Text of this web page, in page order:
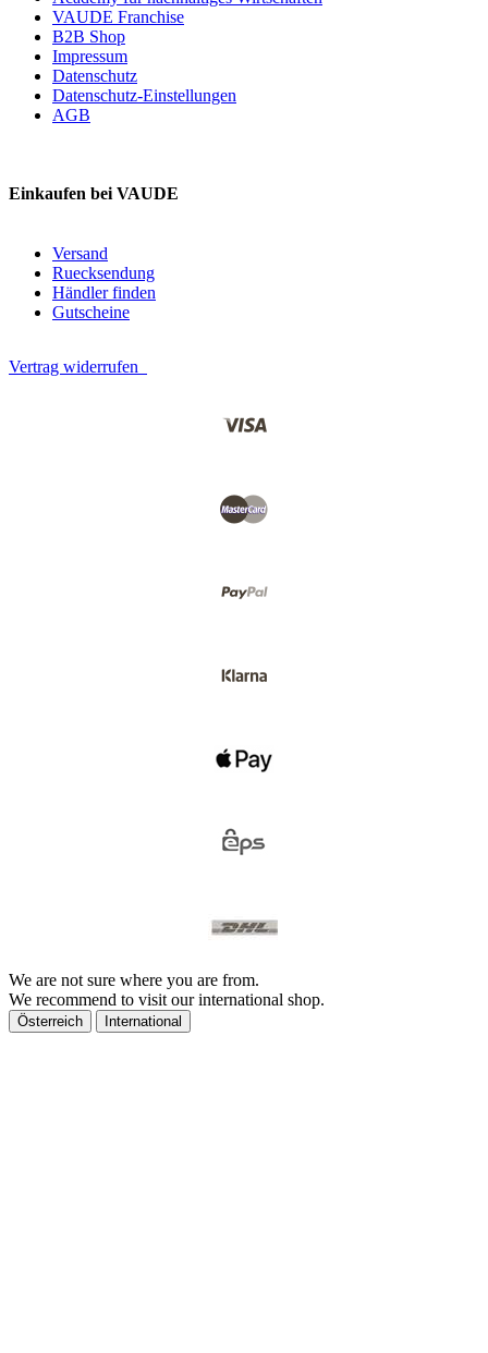
VAUDE Franchise
B2B Shop
Impressum
Datenschutz
Datenschutz-Einstellungen
AGB
Einkaufen bei VAUDE
Versand
Ruecksendung
Händler finden
Gutscheine
Vertrag widerrufen
We are not sure where you are from.
We recommend to visit our international shop.
Österreich International